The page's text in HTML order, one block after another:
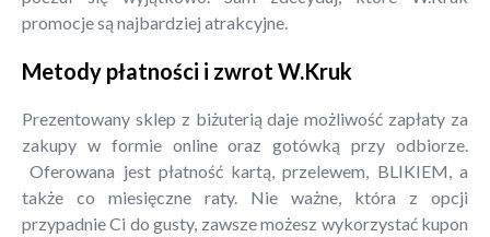
promocje są najbardziej atrakcyjne.
Metody płatności i zwrot W.Kruk
Prezentowany sklep z biżuterią daje możliwość zapłaty za
zakupy w formie online oraz gotówką przy odbiorze.
Oferowana jest płatność kartą, przelewem, BLIKIEM, a
także co miesięczne raty. Nie ważne, która z opcji
przypadnie Ci do gusty, zawsze możesz wykorzystać kupon